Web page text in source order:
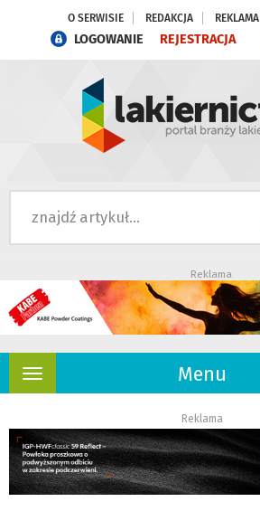
O SERWISIE REDAKCJA REKLAMA
LOGOWANIE REJESTRACJA
Reklama
Menu
Rozwiń
Reklama